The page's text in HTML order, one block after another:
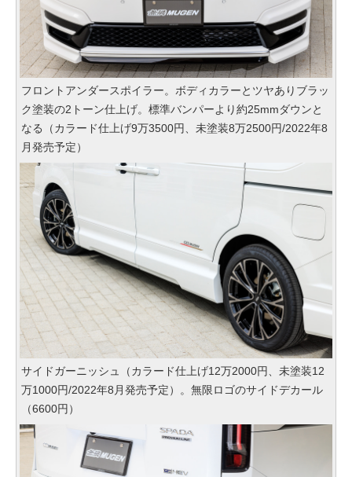
フロントアンダースポイラー。ボディカラーとツヤありブラッ
ク塗装の2トーン仕上げ。標準バンパーより約25mmダウンと
なる（カラード仕上げ9万3500円、未塗装8万2500円/2022年8
月発売予定）
サイドガーニッシュ（カラード仕上げ12万2000円、未塗装12
万1000円/2022年8月発売予定）。無限ロゴのサイドデカール
（6600円）